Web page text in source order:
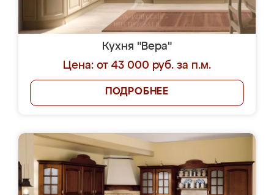
Кухня "Вера"
Цена: от 43 000 руб. за п.м.
ПОДРОБНЕЕ